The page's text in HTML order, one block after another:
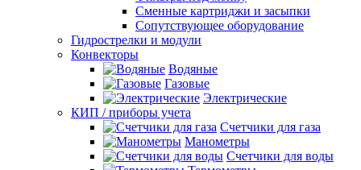
Сменные картриджи и засыпки
Сопутствующее оборудование
Гидрострелки и модули
Конвекторы
Водяные
Газовые
Электрические
КИП / приборы учета
Счетчики для газа
Манометры
Счетчики для воды